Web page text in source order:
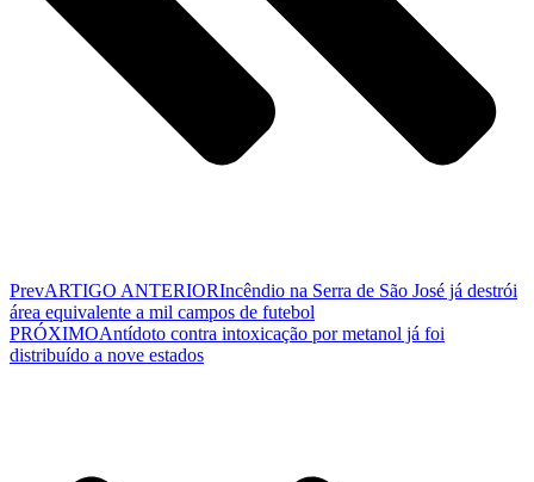
PrevARTIGO ANTERIORIncêndio na Serra de São José já destrói
área equivalente a mil campos de futebol
PRÓXIMOAntídoto contra intoxicação por metanol já foi
distribuído a nove estados